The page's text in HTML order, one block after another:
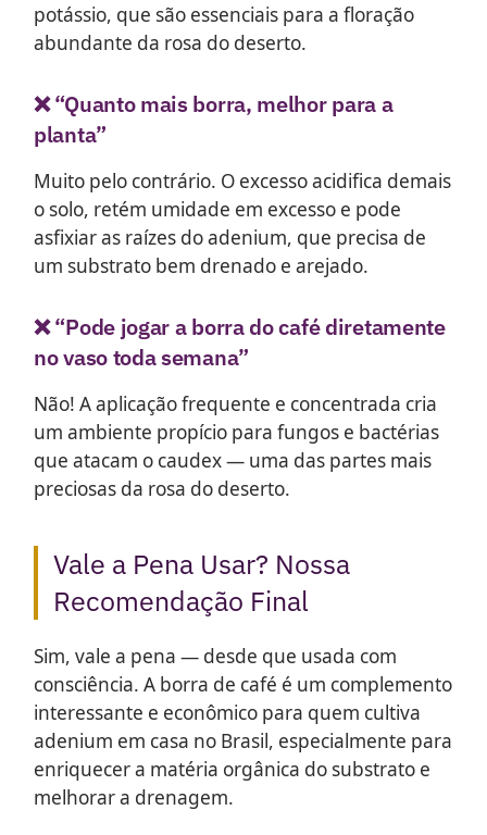
potássio, que são essenciais para a floração
abundante da rosa do deserto.
❌ “Quanto mais borra, melhor para a
planta”
Muito pelo contrário. O excesso acidifica demais
o solo, retém umidade em excesso e pode
asfixiar as raízes do adenium, que precisa de
um substrato bem drenado e arejado.
❌ “Pode jogar a borra do café diretamente
no vaso toda semana”
Não! A aplicação frequente e concentrada cria
um ambiente propício para fungos e bactérias
que atacam o caudex — uma das partes mais
preciosas da rosa do deserto.
Vale a Pena Usar? Nossa
Recomendação Final
Sim, vale a pena — desde que usada com
consciência. A borra de café é um complemento
interessante e econômico para quem cultiva
adenium em casa no Brasil, especialmente para
enriquecer a matéria orgânica do substrato e
melhorar a drenagem.